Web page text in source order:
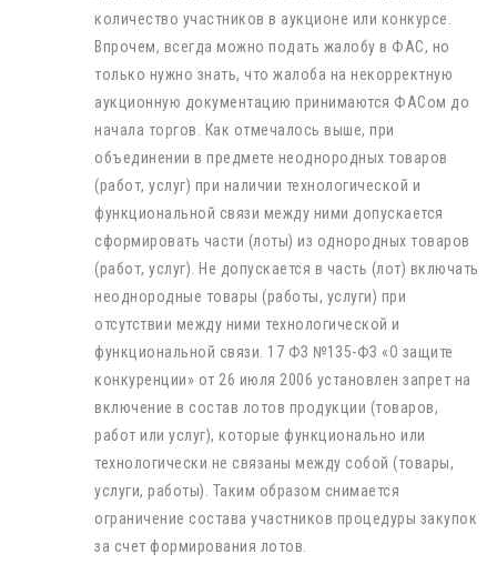
количество участников в аукционе или конкурсе.
Впрочем, всегда можно подать жалобу в ФАС, но
только нужно знать, что жалоба на некорректную
аукционную документацию принимаются ФАСом до
начала торгов. Как отмечалось выше, при
объединении в предмете неоднородных товаров
(работ, услуг) при наличии технологической и
функциональной связи между ними допускается
сформировать части (лоты) из однородных товаров
(работ, услуг). Не допускается в часть (лот) включать
неоднородные товары (работы, услуги) при
отсутствии между ними технологической и
функциональной связи. 17 ФЗ №135-ФЗ «О защите
конкуренции» от 26 июля 2006 установлен запрет на
включение в состав лотов продукции (товаров,
работ или услуг), которые функционально или
технологически не связаны между собой (товары,
услуги, работы). Таким образом снимается
ограничение состава участников процедуры закупок
за счет формирования лотов.